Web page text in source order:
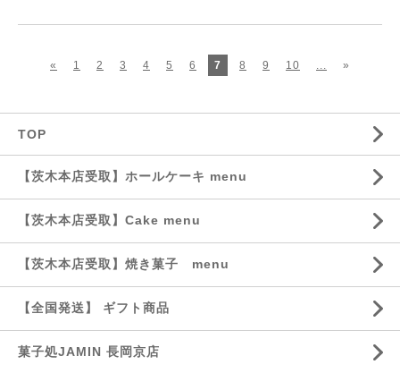
« 1 2 3 4 5 6 7 8 9 10 ... »
TOP
【茨木本店受取】ホールケーキ menu
【茨木本店受取】Cake menu
【茨木本店受取】焼き菓子 menu
【全国発送】 ギフト商品
菓子処JAMIN 長岡京店